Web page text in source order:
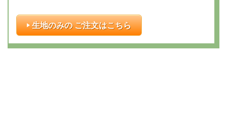
生地のみの ご注文はこちら